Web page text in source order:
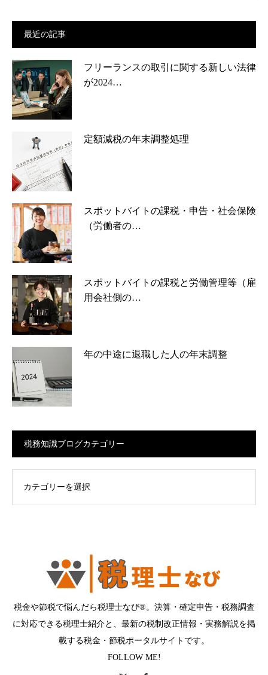
最近の記事
フリーランスの取引に関する新しい法律
が2024…
定額減税の年末調整処理
スポットバイトの課税・申告・社会保険
（労働者の…
スポットバイトの課税と労働管理等（雇
用会社側の…
年の中途に退職した人の年末調整
税務知識ブログカテゴリー
税金や節税で悩んだら税理士なび®。決算・確定申告・税務調査
に対応できる税理士紹介と、最新の税制改正情報・実務解説を掲
載する税金・節税ポータルサイトです。
FOLLOW ME!